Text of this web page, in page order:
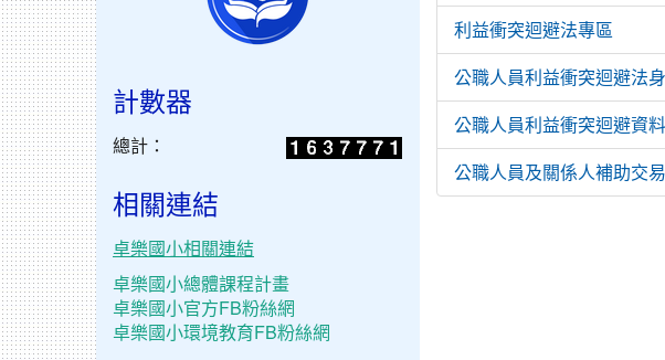
利益衝突迴避法專區
公職人員利益衝突迴避法
公職人員利益衝突迴避資
公職人員及關係人補助交
計數器
總計：
相關連結
卓樂國小相關連結
卓樂國小總體課程計畫
卓樂國小官方FB粉絲網
卓樂國小環境教育FB粉絲網